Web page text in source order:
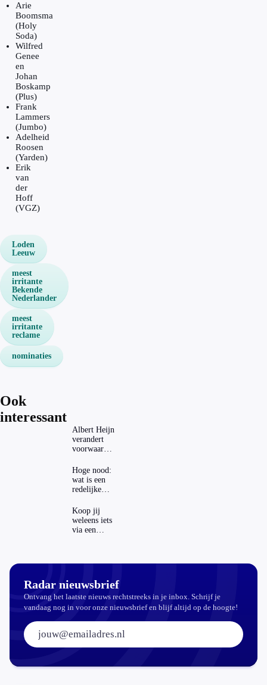
Arie
Boomsma
(Holy
Soda)
Wilfred
Genee
en
Johan
Boskamp
(Plus)
Frank
Lammers
(Jumbo)
Adelheid
Roosen
(Yarden)
Erik
van
der
Hoff
(VGZ)
Loden
Leeuw
meest
irritante
Bekende
Nederlander
meest
irritante
reclame
nominaties
Ook
interessant
Albert Heijn
verandert
voorwaarden
mag dat
zomaar?
Hoge nood:
wat is een
redelijke
een
openbaar
toilet?
Koop jij
weleens iets
via een
Radar nieuwsbrief
Ontvang het laatste nieuws rechtstreeks in je inbox. Schrijf je
vandaag nog in voor onze nieuwsbrief en blijf altijd op de hoogte!
E-mailadres: